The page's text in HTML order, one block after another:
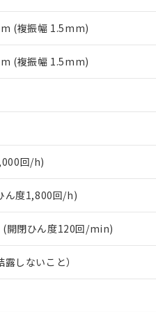
(複振幅 1.5mm)
(複振幅 1.5mm)
回/h)
ん度1,800回/h)
(開閉ひん度120回/min)
しないこと）
欄に対応日を記載しておりま
への在庫切替を完了している